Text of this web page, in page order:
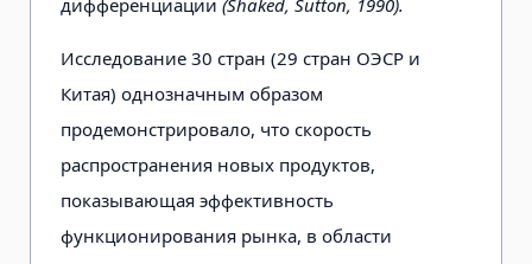
Исследование 30 стран (29 стран ОЭСР и
Китая) однозначным образом
продемонстрировало, что скорость
распространения новых продуктов,
показывающая эффективность
функционирования рынка, в области